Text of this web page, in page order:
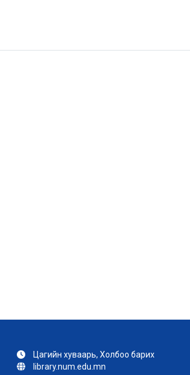
Цагийн хуваарь, Холбоо барих
library.num.edu.mn